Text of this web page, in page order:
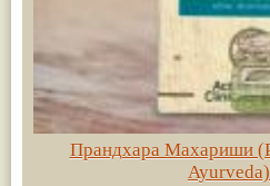
Прандхара Махариши